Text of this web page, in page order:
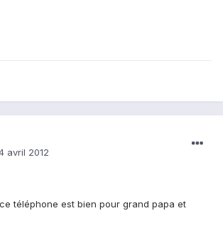
avril 2012
téléphone est bien pour grand papa et